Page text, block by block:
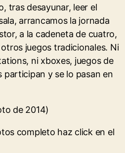
tras desayunar, leer el
arrancamos la jornada
a la cadeneta de cuatro,
juegos tradicionales. Ni
ni xboxes, juegos de
participan y se lo pasan en
de 2014)
completo haz click en el